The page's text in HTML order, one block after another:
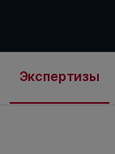
Экспертизы